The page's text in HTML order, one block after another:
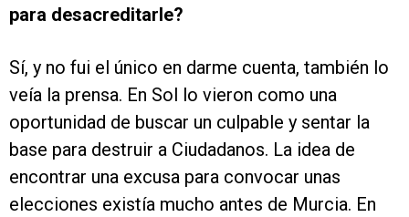
para desacreditarle?
Sí, y no fui el único en darme cuenta, también lo
veía la prensa. En Sol lo vieron como una
oportunidad de buscar un culpable y sentar la
base para destruir a Ciudadanos. La idea de
encontrar una excusa para convocar unas
elecciones existía mucho antes de Murcia. En